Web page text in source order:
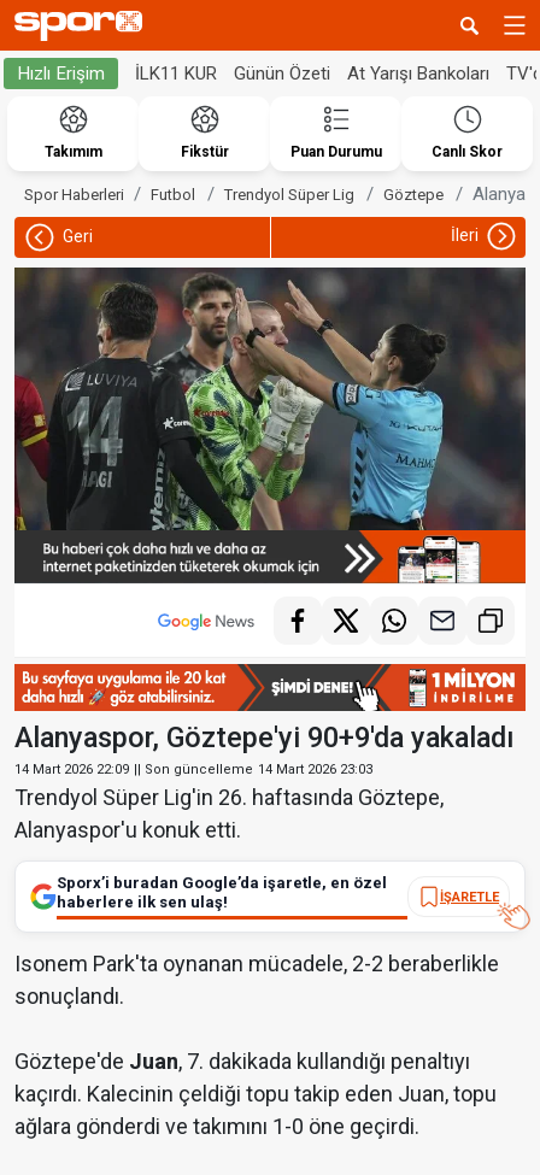
Hızlı Erişim İLK11 KUR Günün Özeti At Yarışı Bankoları
Takımım Fikstür Puan Durumu Canlı Skor
Spor Haberleri Futbol Trendyol Süper Lig Göztepe
Geri İleri
Alanyaspor, Göztepe'yi 90+9'da yakaladı
14 Mart 2026 22:09 || Son güncelleme 14 Mart 2026 23:03
Trendyol Süper Lig'in 26. haftasında Göztepe,
Alanyaspor'u konuk etti.
Sporx’i buradan Google’da işaretle, en özel
haberlere ilk sen ulaş!
İŞARETLE
Isonem Park'ta oynanan mücadele, 2-2 beraberlikle
sonuçlandı.
Göztepe'de Juan, 7. dakikada kullandığı penaltıyı
kaçırdı. Kalecinin çeldiği topu takip eden Juan, topu
ağlara gönderdi ve takımını 1-0 öne geçirdi.